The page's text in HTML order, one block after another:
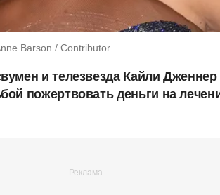
Barson / Contributor
и телезвезда Кайли Дженнер
пожертвовать деньги на